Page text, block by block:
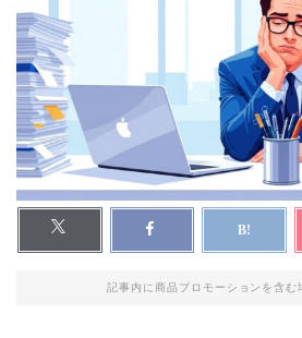
記事内に商品プロモーションを含む